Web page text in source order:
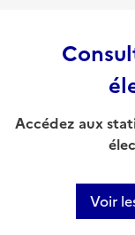
Accédez aux
Voir